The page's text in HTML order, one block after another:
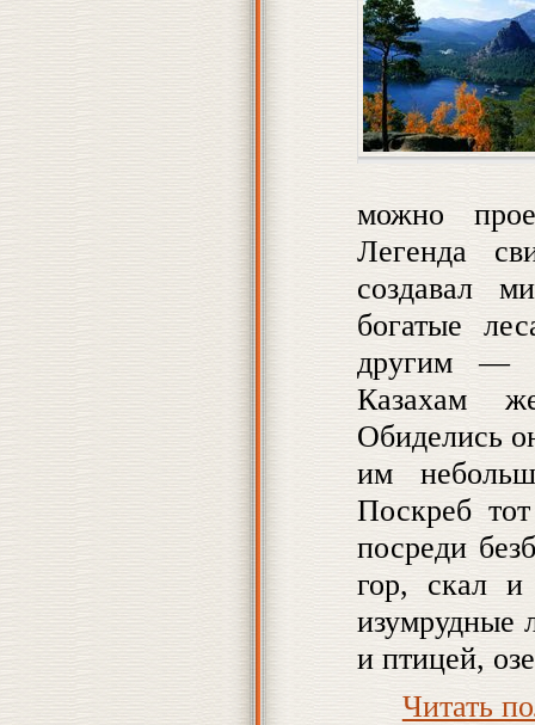
можно
Легенда
создавал
богатые
другим —
Казахам
Обиделись
им
Поскреб
посреди
гор, скал и
изумрудные
и птицей,
Читать